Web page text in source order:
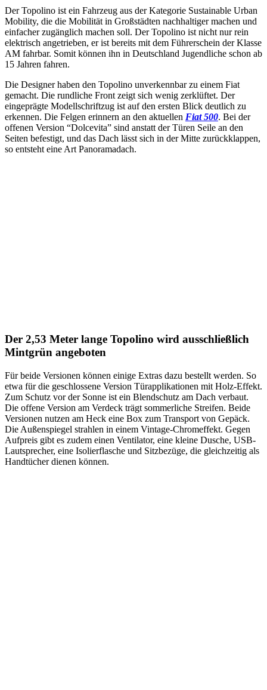
Der Topolino ist ein Fahrzeug aus der Kategorie Sustainable Urban
Mobility, die die Mobilität in Großstädten nachhaltiger machen und
einfacher zugänglich machen soll. Der Topolino ist nicht nur rein
elektrisch angetrieben, er ist bereits mit dem Führerschein der Klasse
AM fahrbar. Somit können ihn in Deutschland Jugendliche schon ab
15 Jahren fahren.
Die Designer haben den Topolino unverkennbar zu einem Fiat
gemacht. Die rundliche Front zeigt sich wenig zerklüftet. Der
eingeprägte Modellschriftzug ist auf den ersten Blick deutlich zu
erkennen. Die Felgen erinnern an den aktuellen Fiat 500. Bei der
offenen Version “Dolcevita” sind anstatt der Türen Seile an den
Seiten befestigt, und das Dach lässt sich in der Mitte zurückklappen,
so entsteht eine Art Panoramadach.
Der 2,53 Meter lange Topolino wird ausschließlich
Mintgrün angeboten
Für beide Versionen können einige Extras dazu bestellt werden. So
etwa für die geschlossene Version Türapplikationen mit Holz-Effekt.
Zum Schutz vor der Sonne ist ein Blendschutz am Dach verbaut.
Die offene Version am Verdeck trägt sommerliche Streifen. Beide
Versionen nutzen am Heck eine Box zum Transport von Gepäck.
Die Außenspiegel strahlen in einem Vintage-Chromeffekt. Gegen
Aufpreis gibt es zudem einen Ventilator, eine kleine Dusche, USB-
Lautsprecher, eine Isolierflasche und Sitzbezüge, die gleichzeitig als
Handtücher dienen können.